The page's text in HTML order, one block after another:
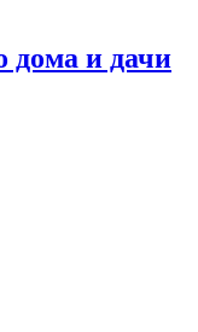
дома и дачи